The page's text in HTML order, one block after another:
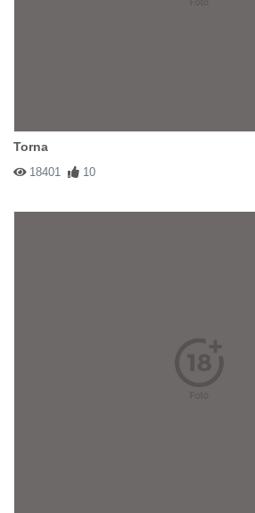
Torna
18401 10